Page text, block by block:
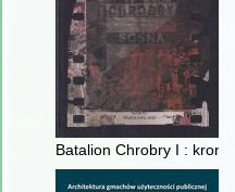
Batalion Chrobry I :